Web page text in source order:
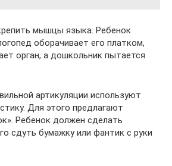
мышцы языка. Ребенок
оборачивает его платком,
орган, а дошкольник пытается
артикуляции используют
Для этого предлагают
Ребенок должен сделать
сдуть бумажку или фантик с руки